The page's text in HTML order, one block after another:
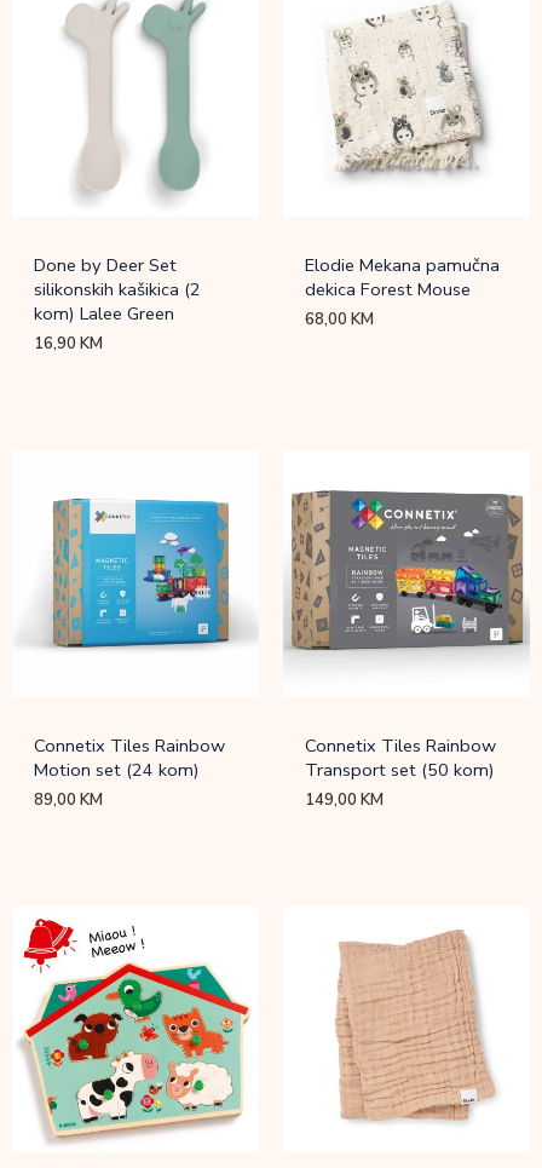
Done by Deer Set
silikonskih kašikica (2
kom) Lalee Green
16,90KM
Elodie Mekana pamučna
dekica Forest Mouse
68,00KM
Connetix Tiles Rainbow
Motion set (24 kom)
89,00KM
Connetix Tiles Rainbow
Transport set (50 kom)
149,00KM